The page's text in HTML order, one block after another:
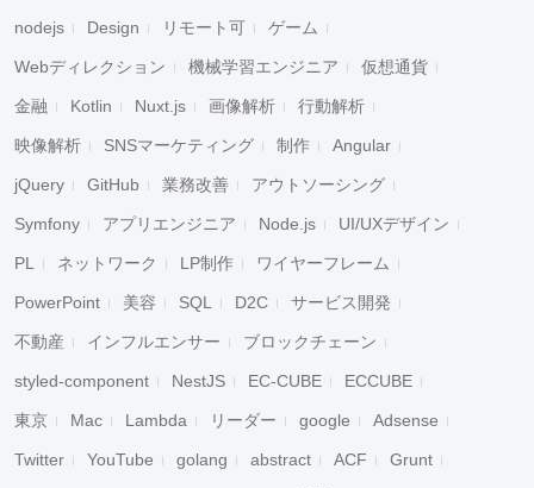
nodejs Design リモート可 ゲーム
Webディレクション 機械学習エンジニア 仮想通貨
金融 Kotlin Nuxt.js 画像解析 行動解析
映像解析 SNSマーケティング 制作 Angular
jQuery GitHub 業務改善 アウトソーシング
Symfony アプリエンジニア Node.js UI/UXデザイン
PL ネットワーク LP制作 ワイヤーフレーム
PowerPoint 美容 SQL D2C サービス開発
不動産 インフルエンサー ブロックチェーン
styled-component NestJS EC-CUBE ECCUBE
東京 Mac Lambda リーダー google Adsense
Twitter YouTube golang abstract ACF Grunt